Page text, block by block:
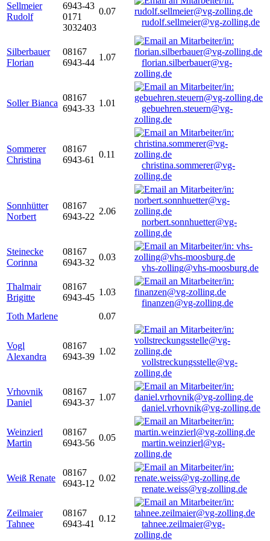
Sellmeier
Rudolf
6943-43
0171
3032403
0.07
rudolf.sellmeier@vg-zolling.de
Silberbauer
Florian
08167
6943-44
1.07
florian.silberbauer@vg-
zolling.de
Soller Bianca
08167
6943-33
1.01
gebuehren.steuern@vg-
zolling.de
Sommerer
Christina
08167
6943-61
0.11
christina.sommerer@vg-
zolling.de
Sonnhütter
Norbert
08167
6943-22
2.06
norbert.sonnhuetter@vg-
zolling.de
Steinecke
Corinna
08167
6943-32
0.03
vhs-zolling@vhs-moosburg.de
Thalmair
Brigitte
08167
6943-45
1.03
finanzen@vg-zolling.de
Toth Marlene
0.07
Vogl
Alexandra
08167
6943-39
1.02
vollstreckungsstelle@vg-
zolling.de
Vrhovnik
Daniel
08167
6943-37
1.07
daniel.vrhovnik@vg-zolling.de
Weinzierl
Martin
08167
6943-56
0.05
martin.weinzierl@vg-
zolling.de
Weiß Renate
08167
6943-12
0.02
renate.weiss@vg-zolling.de
Zeilmaier
Tahnee
08167
6943-41
0.12
tahnee.zeilmaier@vg-
zolling.de